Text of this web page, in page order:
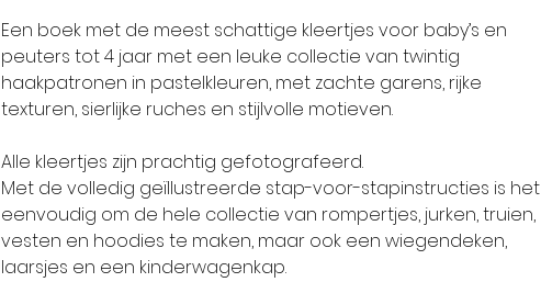
Een boek met de meest schattige kleertjes voor baby’s en
peuters tot 4 jaar met een leuke collectie van twintig
haakpatronen in pastelkleuren, met zachte garens, rijke
texturen, sierlijke ruches en stijlvolle motieven.
Alle kleertjes zijn prachtig gefotografeerd.
Met de volledig geïllustreerde stap-voor-stapinstructies is het
eenvoudig om de hele collectie van rompertjes, jurken, truien,
vesten en hoodies te maken, maar ook een wiegendeken,
laarsjes en een kinderwagenkap.